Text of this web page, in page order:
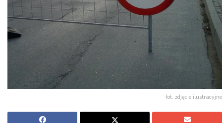
fot. zdjęcie ilustracyjne